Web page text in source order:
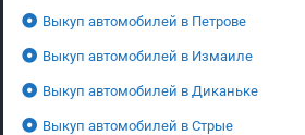
Выкуп автомобилей в Петрове
Выкуп автомобилей в Измаиле
Выкуп автомобилей в Диканьке
Выкуп автомобилей в Стрые